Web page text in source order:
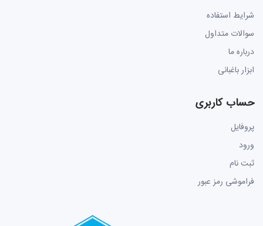
شرایط استفاده
سوالات متداول
درباره ما
ابزار باغبانی
حساب کاربری
پروفایل
ورود
ثبت نام
فراموشی رمز عبور